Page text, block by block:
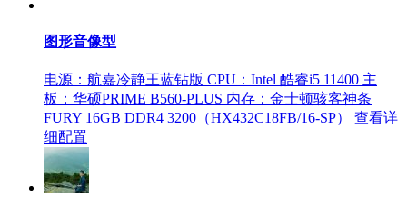
图形音像型
电源：航嘉冷静王蓝钻版 CPU：Intel 酷睿i5 11400 主
板：华硕PRIME B560-PLUS 内存：金士顿骇客神条
FURY 16GB DDR4 3200（HX432C18FB/16-SP）
查看详
细配置